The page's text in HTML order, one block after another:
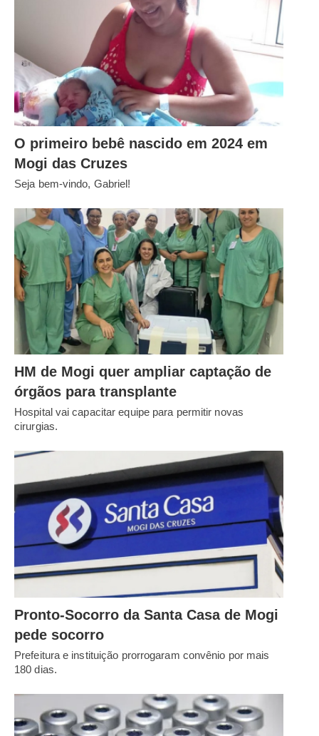
O primeiro bebê nascido em 2024 em
Mogi das Cruzes
Seja bem-vindo, Gabriel!
HM de Mogi quer ampliar captação de
órgãos para transplante
Hospital vai capacitar equipe para permitir novas
cirurgias.
Pronto-Socorro da Santa Casa de Mogi
pede socorro
Prefeitura e instituição prorrogaram convênio por mais
180 dias.